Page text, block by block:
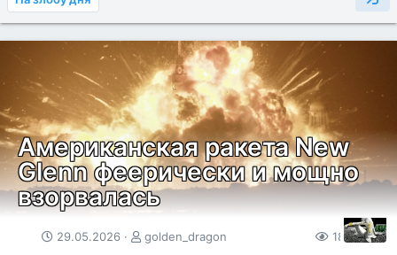
40% всех ботов классифицируются как вредоносные.
Атаки с использованием искусственного интеллекта
выросли за год в 12,5 раза.
Новый этап: эпоха ИИ-агентов
Отчет фиксирует фундаментальный сдвиг: боты больше не
ограничиваются простыми задачами вроде сбора данных
или атак методом перебора. Появилась новая категория —
агенты ИИ, которые могут самостоятельно...
Американская ракета New
Glenn феерически и мощно
взорвалась
29.05.2026 golden_dragon 185 0